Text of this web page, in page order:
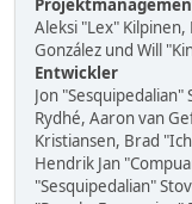
Aleksi "Lex" Kilpinen,
González und Will
Entwickler
Jon "Sesquipedalian"
Rydhé, Aaron van
Kristiansen, Brad
Hendrik Jan
"Sesquipedalian"